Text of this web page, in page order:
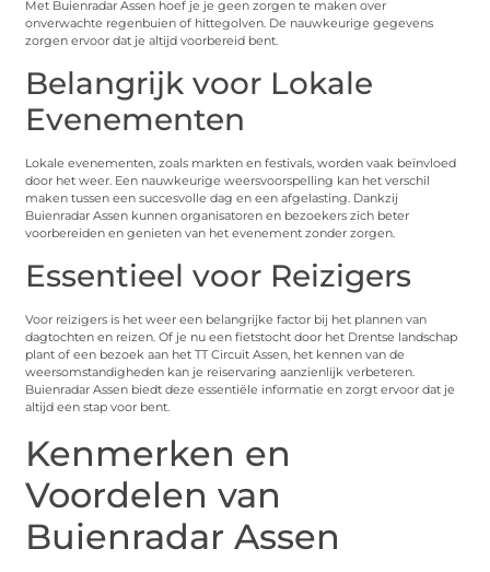
Met Buienradar Assen hoef je je geen zorgen te maken over
onverwachte regenbuien of hittegolven. De nauwkeurige gegevens
zorgen ervoor dat je altijd voorbereid bent.
Belangrijk voor Lokale
Evenementen
Lokale evenementen, zoals markten en festivals, worden vaak beïnvloed
door het weer. Een nauwkeurige weersvoorspelling kan het verschil
maken tussen een succesvolle dag en een afgelasting. Dankzij
Buienradar Assen kunnen organisatoren en bezoekers zich beter
voorbereiden en genieten van het evenement zonder zorgen.
Essentieel voor Reizigers
Voor reizigers is het weer een belangrijke factor bij het plannen van
dagtochten en reizen. Of je nu een fietstocht door het Drentse landschap
plant of een bezoek aan het TT Circuit Assen, het kennen van de
weersomstandigheden kan je reiservaring aanzienlijk verbeteren.
Buienradar Assen biedt deze essentiële informatie en zorgt ervoor dat je
altijd een stap voor bent.
Kenmerken en
Voordelen van
Buienradar Assen